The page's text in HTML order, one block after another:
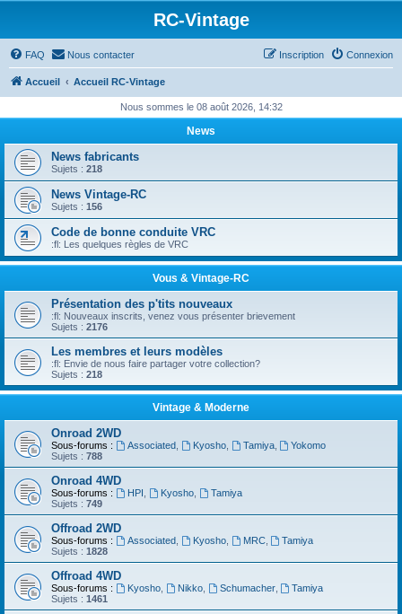
RC-Vintage
FAQ Nous contacter Connexion
Inscription
Accueil Accueil RC-Vintage
Nous sommes le 08 août 2026, 14:32
News
News fabricants
Sujets : 218
News Vintage-RC
Sujets : 156
Code de bonne conduite VRC
:fl: Les quelques règles de VRC
Vous & Vintage-RC
Présentation des p'tits nouveaux
:fl: Nouveaux inscrits, venez vous présenter brievement
Sujets : 2176
Les membres et leurs modèles
:fl: Envie de nous faire partager votre collection?
Sujets : 218
Vintage & Moderne
Onroad 2WD
Sous-forums : Associated, Kyosho, Tamiya,
Yokomo
Sujets : 788
Onroad 4WD
Sous-forums : HPI Kyosho,
Tamiya
Sujets : 749
Offroad 2WD
Sous-forums : Associated, Kyosho, MRC,
Tamiya
Sujets : 1828
Offroad 4WD
Sous-forums : Kyosho, Nikko, Schumacher,
Tamiya
Sujets : 1461